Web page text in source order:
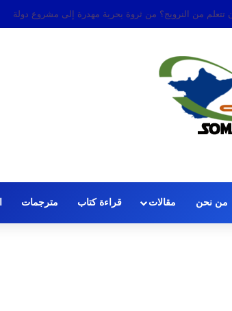
قضية الحكم عمر عرتن
من نحن مقالات قراءة كتاب مترجمات